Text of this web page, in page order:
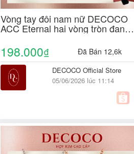
Vòng tay đôi nam nữ DECOCO
ACC Eternal hai vòng tròn đan
vào nhau ( kèm Túi giấy + Hộp +
Thiệp )
198.000₫ Đã Bán 12,6k
DECOCO Official Store
05/06/2026 lúc 11:14